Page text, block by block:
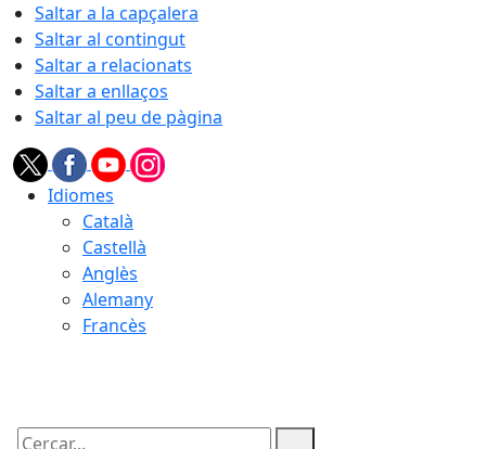
Saltar a la capçalera
Saltar al contingut
Saltar a relacionats
Saltar a enllaços
Saltar al peu de pàgina
Idiomes
Català
Castellà
Anglès
Alemany
Francès